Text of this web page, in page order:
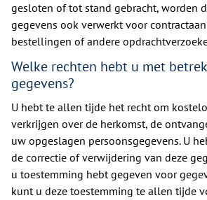
gesloten of tot stand gebracht, worden
gegevens ook verwerkt voor
bestellingen of andere
Welke rechten hebt u met
gegevens?
U hebt te allen tijde het recht om
verkrijgen over de herkomst, de
uw opgeslagen persoonsgegevens. U
de correctie of verwijdering van deze
u toestemming hebt gegeven voor
kunt u deze toestemming te allen tijde